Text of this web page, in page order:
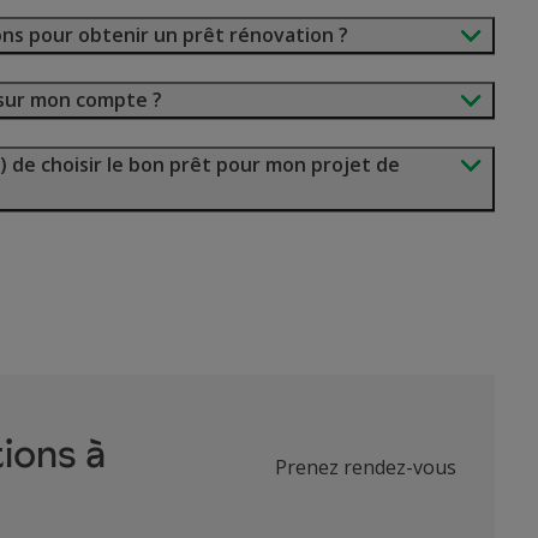
pour obtenir un prêt rénovation ?
mon compte ?
de choisir le bon prêt pour mon projet de
à Prenez rendez-vous